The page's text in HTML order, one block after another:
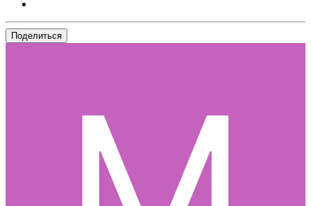
Поделиться